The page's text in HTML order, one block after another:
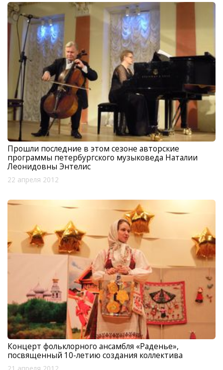
Прошли последние в этом сезоне авторские
программы петербургского музыковеда Наталии
Леонидовны Энтелис
22 апреля 2012
Концерт фольклорного ансамбля «Раденье»,
посвященный 10-летию создания коллектива